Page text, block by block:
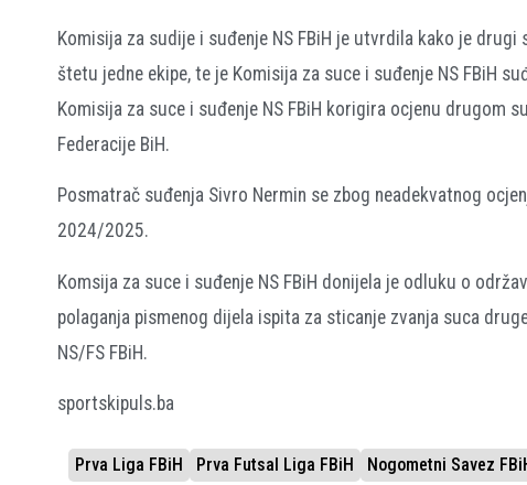
Komisija za sudije i suđenje NS FBiH je utvrdila kako je
štetu jedne ekipe, te je Komisija za suce i suđenje NS FBiH
Komisija za suce i suđenje NS FBiH korigira ocjenu drugom
Federacije BiH.
Posmatrač suđenja Sivro Nermin se zbog neadekvatnog
2024/2025.
Komsija za suce i suđenje NS FBiH donijela je odluku o
polaganja pismenog dijela ispita za sticanje zvanja suca
NS/FS FBiH.
sportskipuls.ba
Prva Liga FBiH Prva Futsal Liga FBiH Nogometni Savez